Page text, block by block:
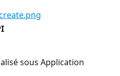
sous Application